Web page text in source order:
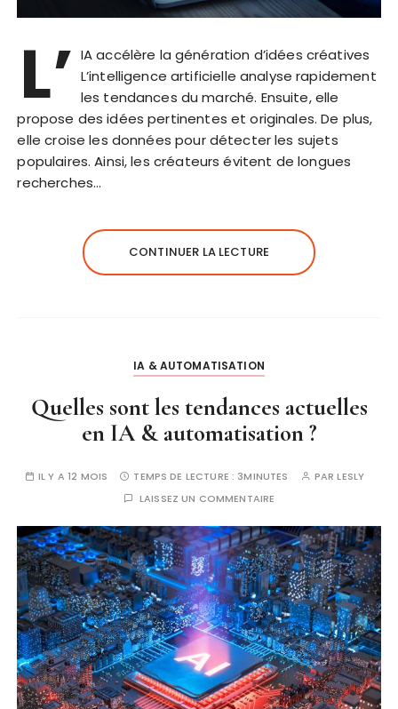
L’ IA accélère la génération d’idées créatives
L’intelligence artificielle analyse rapidement
les tendances du marché. Ensuite, elle
propose des idées pertinentes et originales. De plus,
elle croise les données pour détecter les sujets
populaires. Ainsi, les créateurs évitent de longues
recherches…
CONTINUER LA LECTURE
IA & AUTOMATISATION
Quelles sont les tendances actuelles
en IA & automatisation ?
IL Y A 12 MOIS TEMPS DE LECTURE : 3MINUTES PARLESLY
LAISSEZ UN COMMENTAIRE